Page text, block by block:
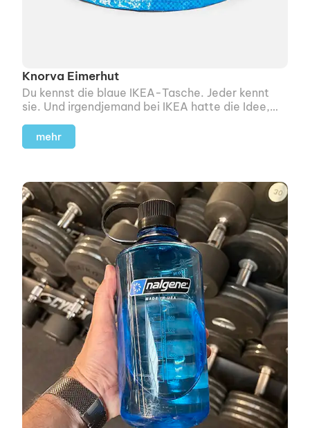
Knorva Eimerhut
Du kennst die blaue IKEA-Tasche. Jeder kennt
sie. Und irgendjemand bei IKEA hatte die Idee,
mehr